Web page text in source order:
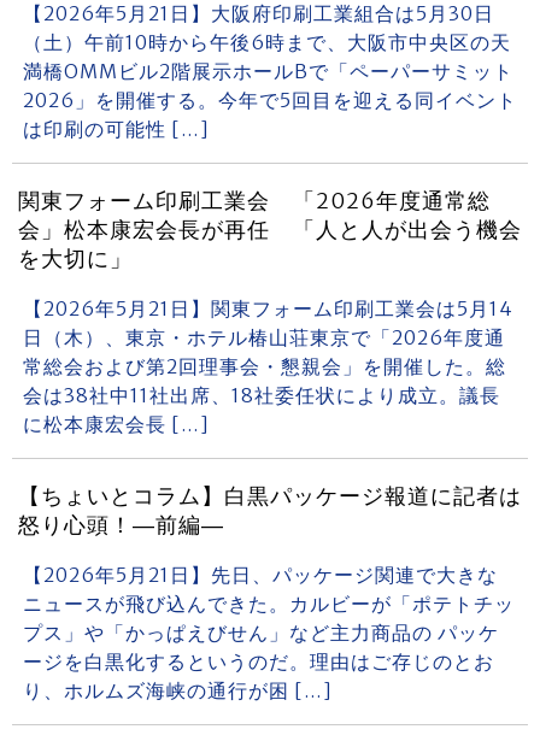
【2026年5月21日】大阪府印刷工業組合は5月30日
（土）午前10時から午後6時まで、大阪市中央区の天
満橋OMMビル2階展示ホールBで「ペーパーサミット
2026」を開催する。今年で5回目を迎える同イベント
は印刷の可能性 […]
関東フォーム印刷工業会 「2026年度通常総
会」松本康宏会長が再任 「人と人が出会う機会
を大切に」
【2026年5月21日】関東フォーム印刷工業会は5月14
日（木）、東京・ホテル椿山荘東京で「2026年度通
常総会および第2回理事会・懇親会」を開催した。総
会は38社中11社出席、18社委任状により成立。議長
に松本康宏会長 […]
【ちょいとコラム】白黒パッケージ報道に記者は
怒り心頭！―前編―
【2026年5月21日】先日、パッケージ関連で大きな
ニュースが飛び込んできた。カルビーが「ポテトチッ
プス」や「かっぱえびせん」など主力商品の パッケ
ージを白黒化するというのだ。理由はご存じのとお
り、ホルムズ海峡の通行が困 […]